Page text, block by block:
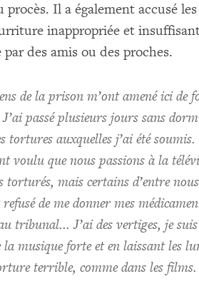
procès. Il a également accusé
inappropriée et
par des amis ou des proches.
de la prison m’ont amené ici de
J’ai passé plusieurs jours sans
tortures auxquelles j’ai été soumis.
voulu que nous passions à la
torturés, mais certains d’entre
de me donner mes
tribunal... J’ai des vertiges, je
musique forte et en laissant les
terrible, comme dans les films.